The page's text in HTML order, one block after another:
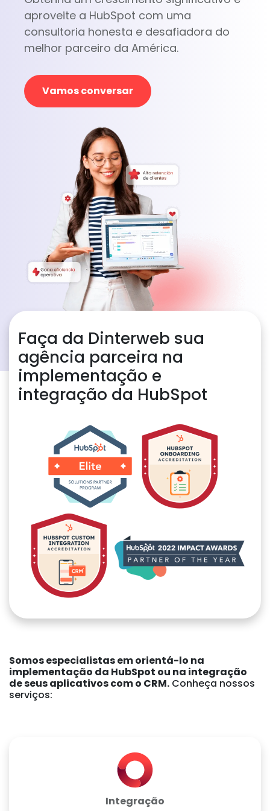
aproveite a HubSpot com uma
consultoria honesta e desafiadora do
melhor parceiro da América.
Vamos conversar
Faça da Dinterweb sua
agência parceira na
implementação e
integração da HubSpot
Somos especialistas em orientá-lo na
implementação da HubSpot ou na integração
de seus aplicativos com o CRM. Conheça nossos
serviços:
Integração